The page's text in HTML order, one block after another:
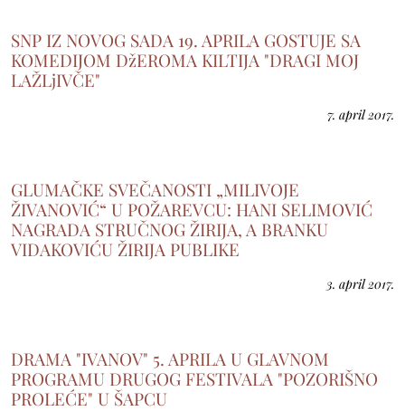
SNP IZ NOVOG SADA 19. APRILA GOSTUJE SA
KOMEDIJOM DžEROMA KILTIJA "DRAGI MOJ
LAŽLjIVČE"
7. april 2017.
GLUMAČKE SVEČANOSTI „MILIVOJE
ŽIVANOVIĆ“ U POŽAREVCU: HANI SELIMOVIĆ
NAGRADA STRUČNOG ŽIRIJA, A BRANKU
VIDAKOVIĆU ŽIRIJA PUBLIKE
3. april 2017.
DRAMA "IVANOV" 5. APRILA U GLAVNOM
PROGRAMU DRUGOG FESTIVALA "POZORIŠNO
PROLEĆE" U ŠAPCU